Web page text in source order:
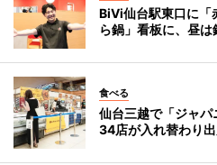
BiVi仙台駅東口に
ら鍋」看板に、昼は
食べる
仙台三越で「ジャ
34店が入れ替わり